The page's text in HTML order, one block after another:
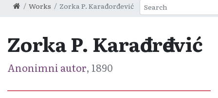
Works Zorka P. Karađorđević
Zorka P. Karađorđević
Anonimni autor, 1890